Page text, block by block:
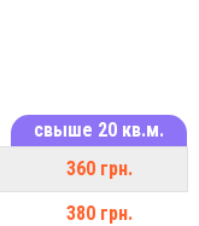
свыше 20 кв.м.
360 грн.
380 грн.